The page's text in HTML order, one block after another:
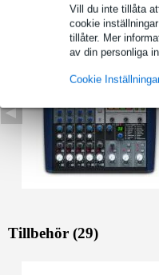
Vill du inte tillåta
cookie
tillåter. Mer
av din personliga
Cookie
Se även (2)
Tillbehör (29)